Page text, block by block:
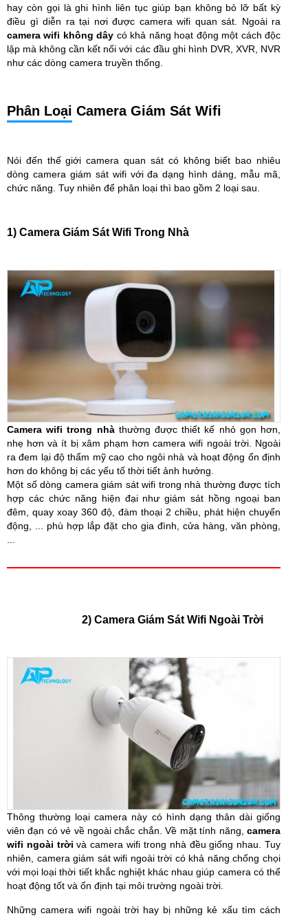
hay còn gọi là ghi hình liên tục giúp bạn không bỏ lỡ bất kỳ
điều gì diễn ra tại nơi được camera wifi quan sát. Ngoài ra
camera wifi không dây có khả năng hoạt động một cách độc
lập mà không cần kết nối với các đầu ghi hình DVR, XVR, NVR
như các dòng camera truyền thống.
Phân Loại Camera Giám Sát Wifi
Nói đến thế giới camera quan sát có không biết bao nhiêu
dòng camera giám sát wifi với đa dạng hình dáng, mẫu mã,
chức năng. Tuy nhiên để phân loại thì bao gồm 2 loại sau.
1) Camera Giám Sát Wifi Trong Nhà
Camera wifi trong nhàthường được thiết kế nhỏ gọn hơn,
nhẹ hơn và ít bị xâm phạm hơn camera wifi ngoài trời. Ngoài
ra đem lại độ thẩm mỹ cao cho ngôi nhà và hoạt động ổn định
hơn do không bị các yếu tố thời tiết ảnh hưởng.
Một số dòng camera giám sát wifi trong nhà thường được tích
hợp các chức năng hiện đại như giám sát hồng ngoại ban
đêm, quay xoay 360 độ, đàm thoại 2 chiều, phát hiện chuyển
động, ... phù hợp lắp đặt cho gia đình, cửa hàng, văn phòng,
2) Camera Giám Sát Wifi Ngoài Trời
Thông thường loại camera này có hình dạng thân dài giống
viên đạn có vẻ về ngoài chắc chắn. Về mặt tính năng, camera
wifi ngoài trời và camera wifi trong nhà đều giống nhau. Tuy
nhiên, camera giám sát wifi ngoài trời có khả năng chống chọi
với mọi loại thời tiết khắc nghiệt khác nhau giúp camera có thể
hoạt động tốt và ổn định tại môi trường ngoài trời.
Những camera wifi ngoài trời hay bị những kẻ xấu tìm cách